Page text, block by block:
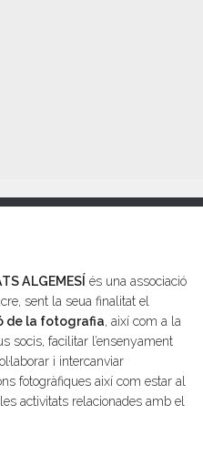
ALGEMESÍ és una associació
sent la seua finalitat el
de la fotografia, així com a la
socis, facilitar l’ensenyament
i intercanviar
fotogràfiques així com estar al
activitats relacionades amb el